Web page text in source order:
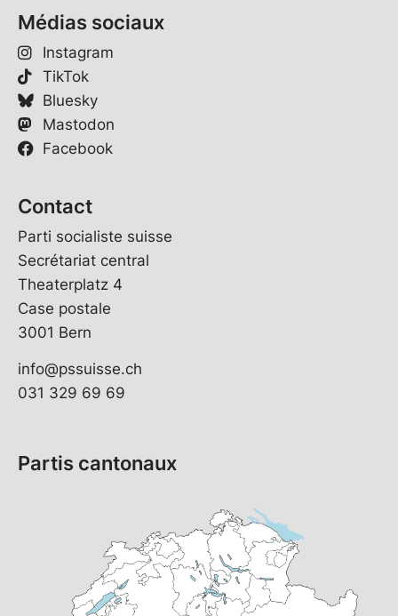
Médias sociaux
Instagram
TikTok
Bluesky
Mastodon
Facebook
Contact
Parti socialiste suisse
Secrétariat central
Theaterplatz 4
Case postale
3001 Bern
info@pssuisse.ch
031 329 69 69
Partis cantonaux